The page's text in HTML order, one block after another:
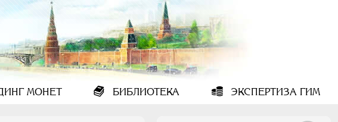
МОНЕТ БИБЛИОТЕКА ЭКСПЕРТИЗА ГИМ